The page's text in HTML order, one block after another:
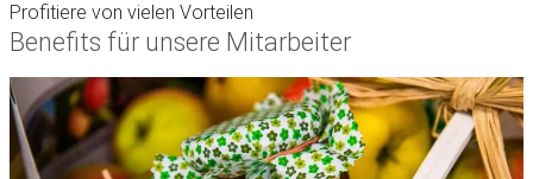
Profitiere von vielen Vorteilen
Benefits für unsere Mitarbeiter